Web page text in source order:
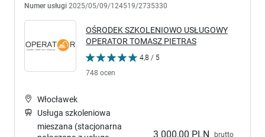
Numer usługi 2025/05/09/124519/2735330
OŚRODEK SZKOLENIOWO USŁUGOWY
OPERATOR TOMASZ PIETRAS
4,8 / 5
748 ocen
3 000,00 PLN brutto
Włocławek
Usługa szkoleniowa
mieszana (stacjonarna